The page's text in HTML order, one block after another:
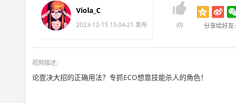
Viola_C
2023-12-15 15:04:21 发布

(0) 分享给好友:
视频描述:
论壹决大招的正确用法？专抓ECO想靠技能杀人的角色！